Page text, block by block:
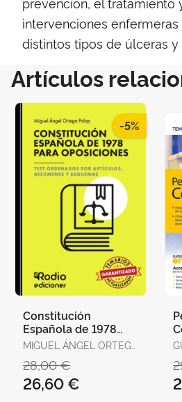
intervenciones
distintos tipos de úlceras y
Artículos
-5%
Constitución
Española de 1978
para Oposiciones.
Test Ordenados por
Artículos, Re
MIGUEL ÁNGEL ORTEGA
28,00 €
26,60 €